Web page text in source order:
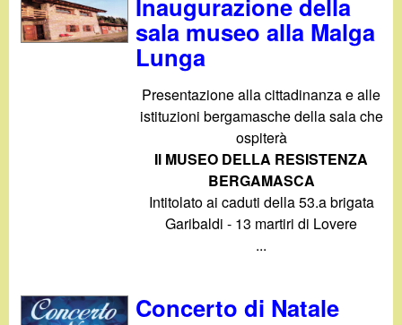
sala museo alla Malga
Lunga
Presentazione alla cittadinanza e alle
istituzioni bergamasche della sala che
ospiterà
Il MUSEO DELLA RESISTENZA
BERGAMASCA
Intitolato ai caduti della 53.a brigata
Garibaldi - 13 martiri di Lovere
...
Concerto di Natale